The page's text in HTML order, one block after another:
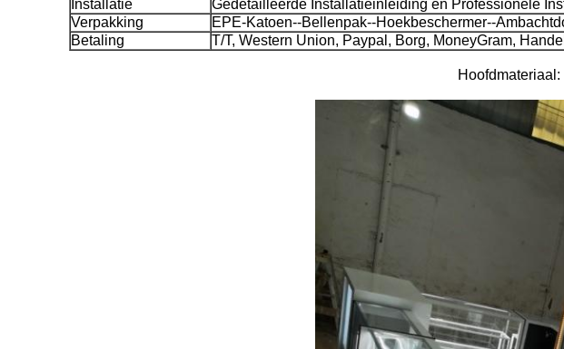
Installatie
Gedetailleerde Installatieinleiding en Professionele
Verpakking
EPE-Katoen--Bellenpak--Hoekbeschermer--
Betaling
T/T, Western Union, Paypal, Borg, MoneyGram,